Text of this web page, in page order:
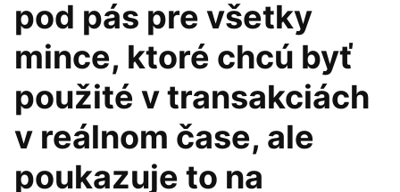
pod pás pre všetky
mince, ktoré chcú byť
použité v transakciách
v reálnom čase, ale
poukazuje to na